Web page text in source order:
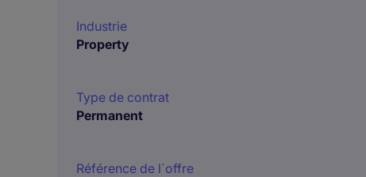
Industrie
Property
Type de contrat
Permanent
Référence de l´offre